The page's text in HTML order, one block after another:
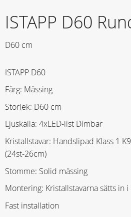
ISTAPP D60
D60 cm
ISTAPP D60
Färg: Mässing
Storlek: D60 cm
Ljuskälla: 4xLED-list Dimbar
Kristallstavar: Handslipad Klass 1
(24st-26cm)
Stomme: Solid mässing
Montering: Kristallstavarna sätts in
Fast installation